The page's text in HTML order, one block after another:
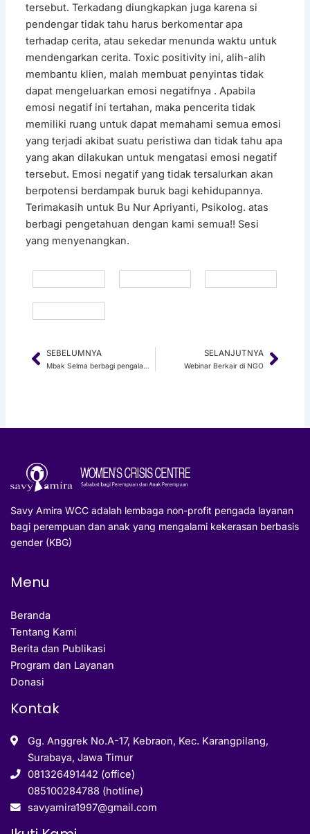
tersebut. Terkadang diungkapkan juga karena si
pendengar tidak tahu harus berkomentar apa
terhadap cerita, atau sekedar menunda waktu untuk
mendengarkan cerita. Toxic positivity ini, alih-alih
membantu klien, malah membuat penyintas tidak
dapat mengeluarkan emosi negatifnya . Apabila
emosi negatif ini tertahan, maka pencerita tidak
memiliki ruang untuk dapat memahami semua emosi
yang terjadi akibat suatu peristiwa dan tidak tahu apa
yang akan dilakukan untuk mengatasi emosi negatif
tersebut. Emosi negatif yang tidak tersalurkan akan
berpotensi berdampak buruk bagi kehidupannya.
Terimakasih untuk Bu Nur Apriyanti, Psikolog. atas
berbagi pengetahuan dengan kami semua!! Sesi
yang menyenangkan.
Prev
SEBELUMNYA
Mbak Selma berbagi pengalamannya selama berkarir kurang lebih 15 tahun di NGO
SELANJUTNYA
Webinar Berkair di NGONext
Savy Amira WCC adalah lembaga non-profit pengada layanan
bagi perempuan dan anak yang mengalami kekerasan berbasis
gender (KBG)
Menu
Beranda
Tentang Kami
Berita dan Publikasi
Program dan Layanan
Donasi
Kontak
Gg. Anggrek No.A-17, Kebraon, Kec. Karangpilang,
Surabaya, Jawa Timur
081326491442 (office)
085100284788 (hotline)
savyamira1997@gmail.com